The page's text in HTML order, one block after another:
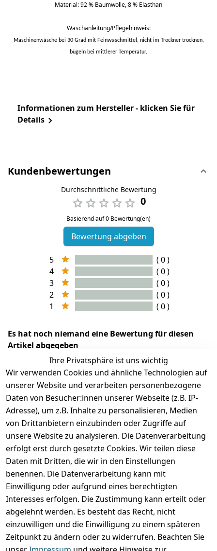
Material: 92 % Baumwolle, 8 % Elasthan
Waschanleitung/Pflegehinweis:
Maschinenwäsche bei 30 Grad mit Feinwaschmittel, nicht im Trockner trocknen,
bügeln bei mittlerer Temperatur.
Informationen zum Hersteller - klicken Sie für
Details
Kundenbewertungen
Durchschnittliche Bewertung
0
Basierend auf 0 Bewertung(en)
Bewertung abgeben
5
( 0 )
4
( 0 )
3
( 0 )
2
( 0 )
1
( 0 )
Es hat noch niemand eine Bewertung für diesen
Artikel abgegeben
Ihre Privatsphäre ist uns wichtig
Wir verwenden Cookies und ähnliche Technologien auf
unserer Website und verarbeiten personenbezogene
Daten von Besucher:innen unserer Webseite (z.B. IP-
Adresse), um z.B. Inhalte zu personalisieren, Medien
von Drittanbietern einzubinden oder Zugriffe auf
unsere Website zu analysieren. Die Datenverarbeitung
erfolgt erst durch gesetzte Cookies. Wir teilen diese
Daten mit Dritten, die wir in den Einstellungen
benennen. Die Datenverarbeitung kann mit
Einwilligung oder aufgrund eines berechtigten
Interesses erfolgen. Die Zustimmung kann erteilt oder
abgelehnt werden. Es besteht das Recht, nicht
einzuwilligen und die Einwilligung zu einem späteren
Zeitpunkt zu ändern oder zu widerrufen. Beachten Sie
Rechtliches
Impressum
Datenschutze
rklärung
Batterieentsor
gung
Services
Kontakt
Registrieren
Zahlung und
Versand
Umtausch /
versenden
mit
Folgt uns
gern auf
bequem per